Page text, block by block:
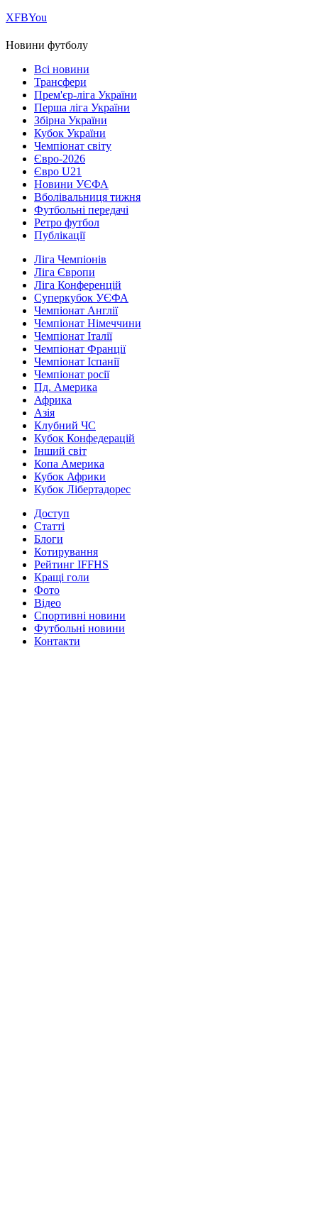
ХFBYou
Новини футболу
Всі новини
Трансфери
Прем'єр-ліга України
Перша ліга України
Збірна України
Кубок України
Чемпіонат світу
Євро-2026
Євро U21
Новини УЄФА
Вболівальниця тижня
Футбольні передачі
Ретро футбол
Публікації
Ліга Чемпіонів
Ліга Європи
Ліга Конференцій
Суперкубок УЄФА
Чемпіонат Англії
Чемпіонат Німеччини
Чемпіонат Італії
Чемпіонат Франції
Чемпіонат Іспанії
Чемпіонат росії
Пд. Америка
Африка
Азія
Клубний ЧС
Кубок Конфедерацій
Інший світ
Копа Америка
Кубок Африки
Кубок Лібертадорес
Доступ
Статті
Блоги
Котирування
Рейтинг IFFHS
Кращі голи
Фото
Відео
Спортивні новини
Футбольні новини
Контакти